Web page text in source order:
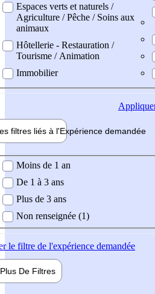
Espaces verts et naturels /
Agriculture / Pêche / Soins aux
animaux
Hôtellerie - Restauration /
Tourisme / Animation
Immobilier
filtres liés à l'Expérience demandée
demandée
Moins de 1 an
De 1 à 3 ans
Plus de 3 ans
Non renseignée (1)
le filtre de l'expérience demandée
Plus De Filtres